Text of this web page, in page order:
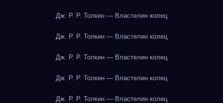
Дж. Р. Р. Толкин — Властелин колец
Дж. Р. Р. Толкин — Властелин колец
Дж. Р. Р. Толкин — Властелин колец
Дж. Р. Р. Толкин — Властелин колец
Дж. Р. Р. Толкин — Властелин колец